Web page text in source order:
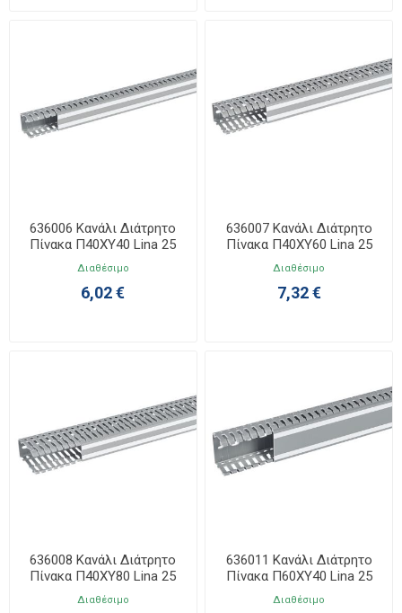
636006 Κανάλι Διάτρητο
Πίνακα Π40ΧΥ40 Lina 25
Διαθέσιμο
6,02 €
636007 Κανάλι Διάτρητο
Πίνακα Π40ΧΥ60 Lina 25
Διαθέσιμο
7,32 €
636008 Κανάλι Διάτρητο
Πίνακα Π40ΧΥ80 Lina 25
Διαθέσιμο
636011 Κανάλι Διάτρητο
Πίνακα Π60ΧΥ40 Lina 25
Διαθέσιμο